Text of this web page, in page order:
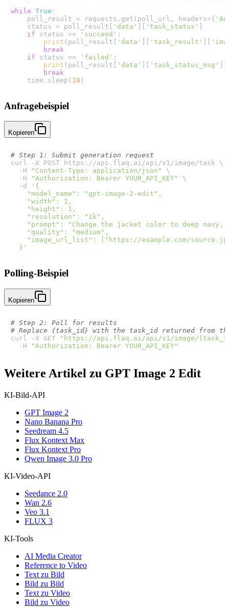
while True :
    poll_result = requests.get(poll_url, headers={
    status = poll_result[
'data' 'task_status'
if status == 'succeed' :
print (poll_result[ 'data' 'task_result'
break
if status == 'failed' :
print (poll_result[ 'data' 'task_status_msg'
break
    time.sleep(
10
Anfragebeispiel
Kopieren
# Step 1: Submit generation request
curl -X POST https://api.flaq.ai/api/v1/image/task \
  -H
"Content-Type: application/json"
\
  -H
"Authorization: Bearer YOUR_API_KEY"
\
  -d
'{
    "model_name": "gpt-image-2-edit",
    "width": 1,
    "height": 1,
    "resolution": "1k",
"prompt": "Change the jacket color to deep navy,
    "quality": "medium",
"image_url_list": ["https://example.com/
  }'
Polling-Beispiel
Kopieren
# Step 2: Poll for results
# Replace {task_id} with the task_id returned from
curl -X GET
"https://api.flaq.ai/api/v1/image/
  -H
"Authorization: Bearer YOUR_API_KEY"
Weitere Artikel zu GPT Image 2 Edit
KI-Bild-API
GPT Image 2
Nano Banana Pro
Seedream 4.5
Flux Kontext Max
Flux Kontext Pro
Qwen Image 3.0 Pro
KI-Video-API
Seedance 2.0
Wan 2.6
Veo 3.1
FLUX 3
KI-Tools
AI Media Creator
Reference to Video
Text zu Bild
Bild zu Bild
Text zu Video
Bild zu Video